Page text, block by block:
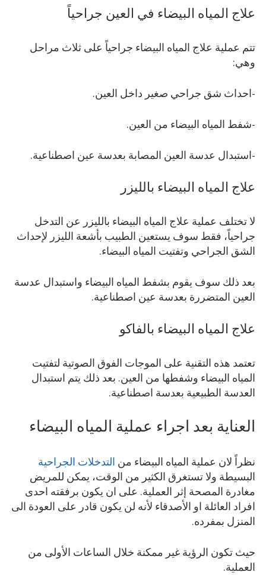
علاج المياه البيضاء في العين جراحياً
تتم عملية علاج المياه البيضاء جراحياً على ثلاث مراحل
وهي:
-احداث شق جراحي صغير داخل العين.
-شفط المياه البيضاء من العين.
-استبدال عدسة العين المصابة بعدسة عين اصطناعية.
علاج المياه البيضاء بالليزر
لا تختلف عملية علاج المياه البيضاء بالليزر عن التدخل
جراحياً، فقط سوف يستعين الطبيب بأشعة الليزر لإحداث
الشق الجراحي وتفتيت المياه البيضاء.
بعد ذلك سوف يقوم بشفط المياه البيضاء واستبدال عدسة
العين المتضررة بعدسة عين اصطناعية.
علاج المياه البيضاء بالفاكو
تعتمد هذه التقنية على الموجات الفوق الصوتية لتفتيت
المياه البيضاء وشفطها من العين. بعد ذلك يتم استبدال
العدسة الطبيعية بعدسة اصطناعية.
العناية بعد اجراء عملية المياه البيضاء
نظراً لان عملية المياه البيضاء من التدخلات الجراحية
البسيطة ولا تستغرق الكثير من الوقت، يمكن للمريض
مغادرة المصحة إثر العملية. على ان يكون برفقته احدى
افراد العائلة او الأصدقاء لأنه لن يكون قادر على العودة الى
المنزل بمفرده.
حيث تكون الرؤية غير ممكنة خلال الساعات الأولى من
العملية.